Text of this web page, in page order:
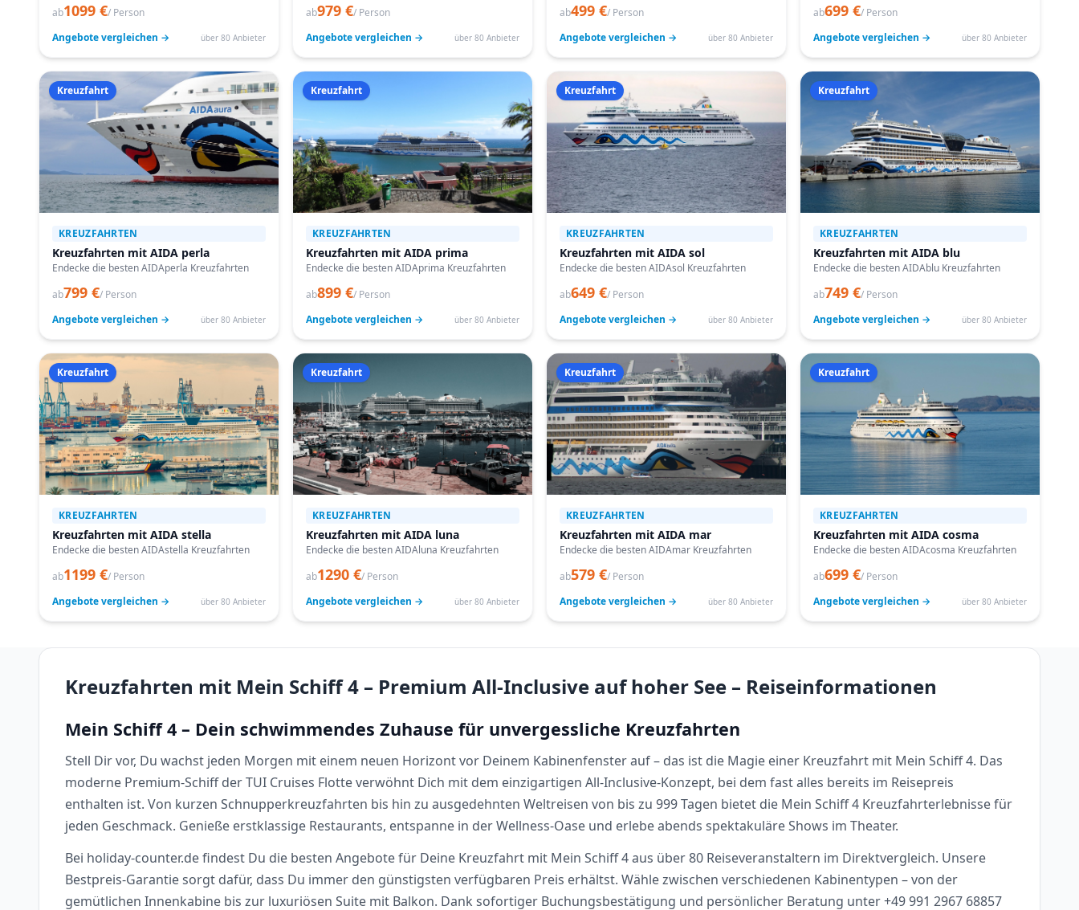
ab1099 €/ Person
Angebote vergleichen →
über 80 Anbieter
ab979 €/ Person
Angebote vergleichen →
über 80 Anbieter
ab499 €/ Person
Angebote vergleichen →
über 80 Anbieter
ab699 €/ Person
Angebote vergleichen →
über 80 Anbieter
Kreuzfahrt
KREUZFAHRTEN
Kreuzfahrten mit AIDA perla
Endecke die besten AIDAperla Kreuzfahrten
ab799 €/ Person
Angebote vergleichen →
über 80 Anbieter
Kreuzfahrt
KREUZFAHRTEN
Kreuzfahrten mit AIDA prima
Endecke die besten AIDAprima Kreuzfahrten
ab899 €/ Person
Angebote vergleichen →
über 80 Anbieter
Kreuzfahrt
KREUZFAHRTEN
Kreuzfahrten mit AIDA sol
Endecke die besten AIDAsol Kreuzfahrten
ab649 €/ Person
Angebote vergleichen →
über 80 Anbieter
Kreuzfahrt
KREUZFAHRTEN
Kreuzfahrten mit AIDA blu
Endecke die besten AIDAblu Kreuzfahrten
ab749 €/ Person
Angebote vergleichen →
über 80 Anbieter
Kreuzfahrt
KREUZFAHRTEN
Kreuzfahrten mit AIDA stella
Endecke die besten AIDAstella Kreuzfahrten
ab1199 €/ Person
Angebote vergleichen →
über 80 Anbieter
Kreuzfahrt
KREUZFAHRTEN
Kreuzfahrten mit AIDA luna
Endecke die besten AIDAluna Kreuzfahrten
ab1290 €/ Person
Angebote vergleichen →
über 80 Anbieter
Kreuzfahrt
KREUZFAHRTEN
Kreuzfahrten mit AIDA mar
Endecke die besten AIDAmar Kreuzfahrten
ab579 €/ Person
Angebote vergleichen →
über 80 Anbieter
Kreuzfahrt
KREUZFAHRTEN
Kreuzfahrten mit AIDA cosma
Endecke die besten AIDAcosma Kreuzfahrten
ab699 €/ Person
Angebote vergleichen →
über 80 Anbieter
Kreuzfahrten mit Mein Schiff 4 – Premium All-Inclusive auf hoher See – Reiseinformationen
Mein Schiff 4 – Dein schwimmendes Zuhause für unvergessliche Kreuzfahrten
Stell Dir vor, Du wachst jeden Morgen mit einem neuen Horizont vor Deinem Kabinenfenster auf – das ist die Magie einer Kreuzfahrt mit Mein Schiff 4. Das
moderne Premium-Schiff der TUI Cruises Flotte verwöhnt Dich mit dem einzigartigen All-Inclusive-Konzept, bei dem fast alles bereits im Reisepreis
enthalten ist. Von kurzen Schnupperkreuzfahrten bis hin zu ausgedehnten Weltreisen von bis zu 999 Tagen bietet die Mein Schiff 4 Kreuzfahrterlebnisse für
jeden Geschmack. Genieße erstklassige Restaurants, entspanne in der Wellness-Oase und erlebe abends spektakuläre Shows im Theater.
Bei holiday-counter.de findest Du die besten Angebote für Deine Kreuzfahrt mit Mein Schiff 4 aus über 80 Reiseveranstaltern im Direktvergleich. Unsere
Bestpreis-Garantie sorgt dafür, dass Du immer den günstigsten verfügbaren Preis erhältst. Wähle zwischen verschiedenen Kabinentypen – von der
gemütlichen Innenkabine bis zur luxuriösen Suite mit Balkon. Dank sofortiger Buchungsbestätigung und persönlicher Beratung unter +49 991 2967 68857